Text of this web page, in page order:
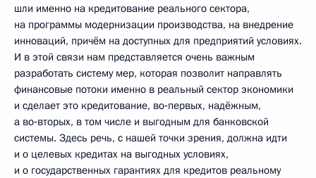
шли именно на кредитование реального сектора,
на программы модернизации производства, на внедрение
инноваций, причём на доступных для предприятий условиях.
И в этой связи нам представляется очень важным
разработать систему мер, которая позволит направлять
финансовые потоки именно в реальный сектор экономики
и сделает это кредитование, во‑первых, надёжным,
а во‑вторых, в том числе и выгодным для банковской
системы. Здесь речь, с нашей точки зрения, должна идти
и о целевых кредитах на выгодных условиях,
и о государственных гарантиях для кредитов реальному